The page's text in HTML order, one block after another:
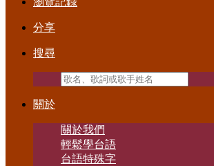
分享
搜尋
關於
關於我們
輕鬆學台語
台語特殊字